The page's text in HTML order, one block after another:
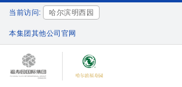
当前访问: 哈尔滨明西园
本集团其他公司官网